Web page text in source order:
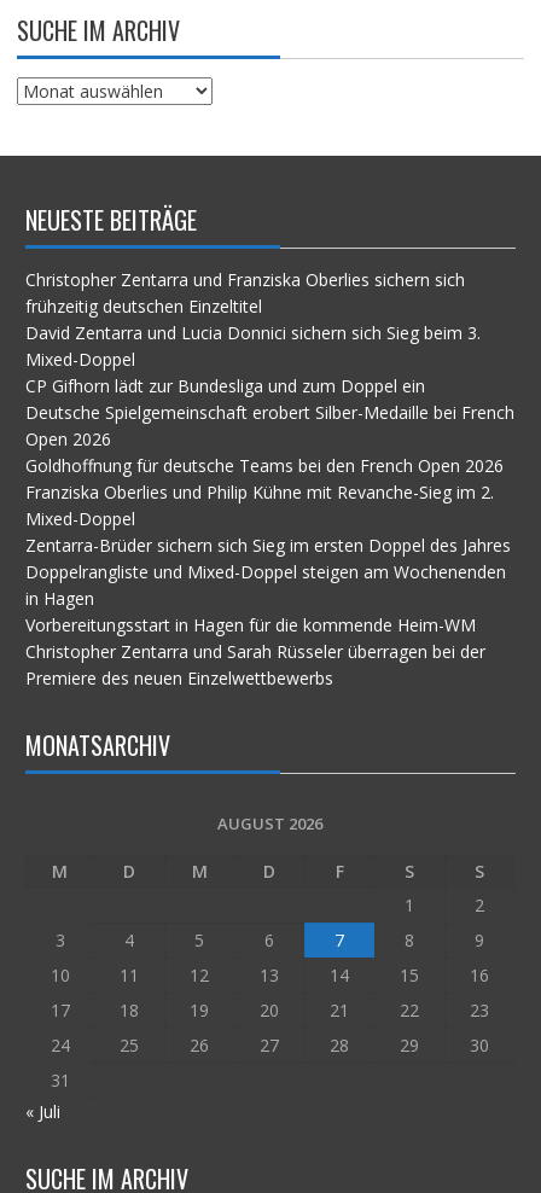
SUCHE IM ARCHIV
Suche
NEUESTE BEITRÄGE
Christopher Zentarra und Franziska Oberlies sichern sich
frühzeitig deutschen Einzeltitel
David Zentarra und Lucia Donnici sichern sich Sieg beim 3.
Mixed-Doppel
CP Gifhorn lädt zur Bundesliga und zum Doppel ein
Deutsche Spielgemeinschaft erobert Silber-Medaille bei French
Open 2026
Goldhoffnung für deutsche Teams bei den French Open 2026
Franziska Oberlies und Philip Kühne mit Revanche-Sieg im 2.
Mixed-Doppel
Zentarra-Brüder sichern sich Sieg im ersten Doppel des Jahres
Doppelrangliste und Mixed-Doppel steigen am Wochenenden
in Hagen
Vorbereitungsstart in Hagen für die kommende Heim-WM
Christopher Zentarra und Sarah Rüsseler überragen bei der
Premiere des neuen Einzelwettbewerbs
MONATSARCHIV
AUGUST 2026
M D M D F S
S
1
2
3
4 5 6 7 8
9
10
11 12 13 14 15
16
17
18 19 20 21 22
23
24
25 26 27 28 29
30
31
« Juli
SUCHE IM ARCHIV